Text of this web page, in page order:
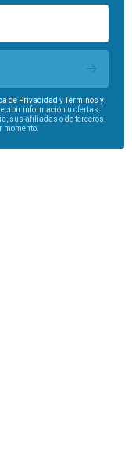
de Privacidad yTérminos y
información u ofertas
sus afiliadas o de terceros.